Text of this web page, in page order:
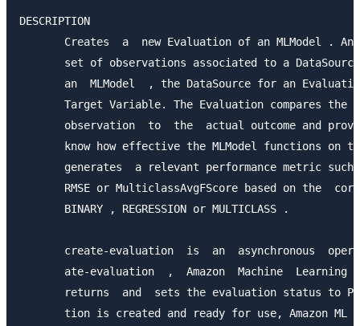
DESCRIPTION
Creates  a  new Evaluation of an MLModel . An
set of observations associated to a
an  MLModel  , the DataSource for an
Target Variable. The Evaluation compares the
observation  to  the  actual outcome and
know how effective the MLModel functions on
generates  a relevant performance metric such
RMSE or MulticlassAvgFScore based on the
       BINARY , REGRESSION or MULTICLASS .
create-evaluation  is  an  asynchronous
ate-evaluation  ,  Amazon  Machine  Learning
returns  and  sets the evaluation status to
tion is created and ready for use, Amazon ML